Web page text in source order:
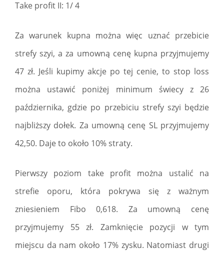
Take profit II: 1/ 4
Za warunek kupna można więc uznać przebicie
strefy szyi, a za umowną cenę kupna przyjmujemy
47 zł. Jeśli kupimy akcje po tej cenie, to stop loss
można ustawić poniżej minimum świecy z 26
października, gdzie po przebiciu strefy szyi będzie
najbliższy dołek. Za umowną cenę SL przyjmujemy
42,50. Daje to około 10% straty.
Pierwszy poziom take profit można ustalić na
strefie oporu, która pokrywa się z ważnym
zniesieniem Fibo 0,618. Za umowną cenę
przyjmujemy 55 zł. Zamknięcie pozycji w tym
miejscu da nam około 17% zysku. Natomiast drugi